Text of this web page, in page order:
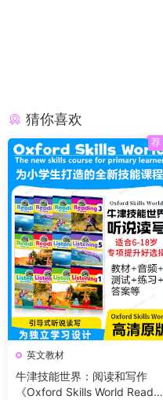
猜你喜欢
英文教材
牛津技能世界：阅读和写作
《Oxford Skills World Readin
荐